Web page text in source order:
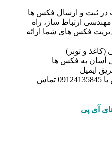
در ثبت و ارسال فکس ها
ارتباط ساز، راه
فکس های شما ارائه
و تونر)
آسان به فکس ها
ایمیل
برای مدیریت هوشمند فکس با 09124135845 تماس
آی پی